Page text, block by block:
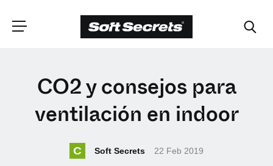
ELIGE TU
UBICACIÓN
CO2 y consejos para
ventilación en indoor
C Soft Secrets 22 Feb 2019